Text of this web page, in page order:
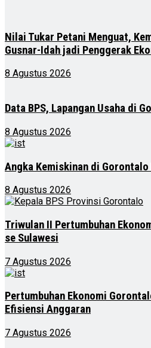
Nilai Tukar Petani Menguat,
Gusnar-Idah jadi Penggerak
8 Agustus 2026
Data BPS, Lapangan Usaha di
8 Agustus 2026
Angka Kemiskinan di
8 Agustus 2026
Triwulan II Pertumbuhan
se Sulawesi
7 Agustus 2026
Pertumbuhan Ekonomi
Efisiensi Anggaran
7 Agustus 2026